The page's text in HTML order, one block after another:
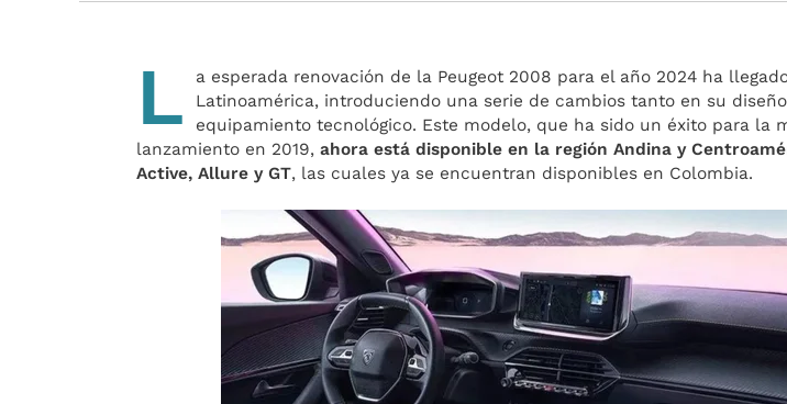
L
a esperada renovación de la Peugeot 2008 para el año 2024 ha
Latinoamérica, introduciendo una serie de cambios tanto en su
equipamiento tecnológico. Este modelo, que ha sido un éxito para la
lanzamiento en 2019,ahora está disponible en la región Andina y
Active, Allure y GT, las cuales ya se encuentran disponibles en Colombia.